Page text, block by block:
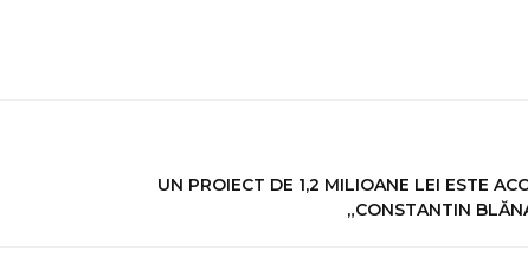
UN PROIECT DE 1,2 MILIOANE LEI ESTE
„CONSTANTIN